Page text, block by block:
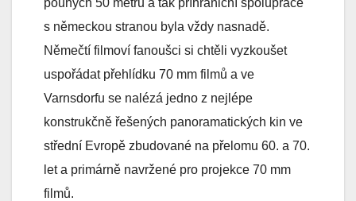
s německou stranou byla vždy nasnadě.
Němečtí filmoví fanoušci si chtěli vyzkoušet
uspořádat přehlídku 70 mm filmů a ve
Varnsdorfu se nalézá jedno z nejlépe
konstrukčně řešených panoramatických kin ve
střední Evropě zbudované na přelomu 60. a 70.
let a primárně navržené pro projekce 70 mm
filmů.